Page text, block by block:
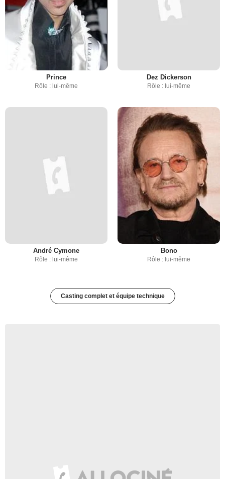
Prince
Rôle : lui-même
Dez Dickerson
Rôle : lui-même
André Cymone
Rôle : lui-même
Bono
Rôle : lui-même
Casting complet et équipe technique